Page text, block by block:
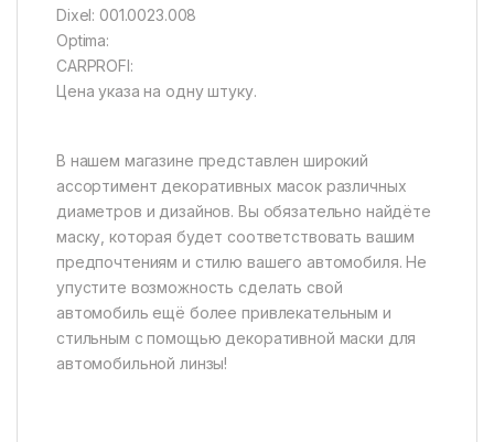
Dixel: 001.0023.008
Optima:
CARPROFI:
Цена указа на одну штуку.
В нашем магазине представлен широкий
ассортимент декоративных масок различных
диаметров и дизайнов. Вы обязательно найдёте
маску, которая будет соответствовать вашим
предпочтениям и стилю вашего автомобиля. Не
упустите возможность сделать свой
автомобиль ещё более привлекательным и
стильным с помощью декоративной маски для
автомобильной линзы!